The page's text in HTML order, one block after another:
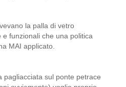
la palla di vetro
funzionali che una politica
MAI applicato.
pagliacciata sul ponte petrace